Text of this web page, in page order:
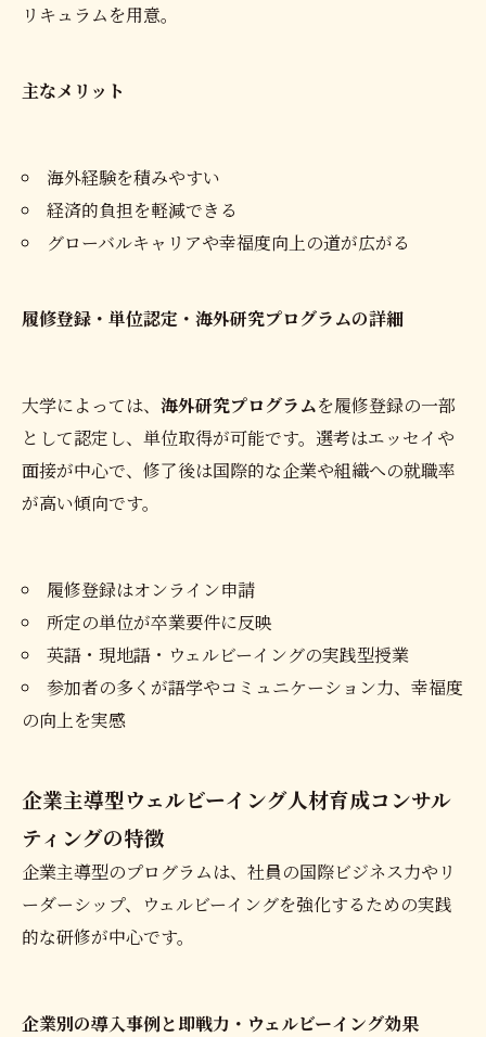
リキュラムを用意。
主なメリット
海外経験を積みやすい
経済的負担を軽減できる
グローバルキャリアや幸福度向上の道が広がる
履修登録・単位認定・海外研究プログラムの詳細
大学によっては、 海外研究プログラムを履修登録の一部
として認定し、単位取得が可能です。選考はエッセイや
面接が中心で、修了後は国際的な企業や組織への就職率
が高い傾向です。
履修登録はオンライン申請
所定の単位が卒業要件に反映
英語・現地語・ウェルビーイングの実践型授業
参加者の多くが語学やコミュニケーション力、幸福度
の向上を実感
企業主導型ウェルビーイング人材育成コンサル
ティングの特徴
企業主導型のプログラムは、社員の国際ビジネス力やリ
ーダーシップ、ウェルビーイングを強化するための実践
的な研修が中心です。
企業別の導入事例と即戦力・ウェルビーイング効果